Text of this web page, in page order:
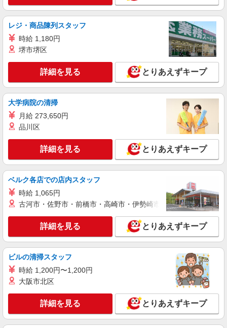
派遣社員
株式会社パソナ・東京キャリアセンター/KT6001171866
営業（フォロー営業）/テレフォンオペレータ
時給1820円 月収例：292000円 ★交通費規定に
基づき交通費支給
東京都港区（東京メトロ南北線六本木一丁目
駅）
詳細を見る
派遣社員
株式会社パソナ・東京キャリアセンター/KT600117825801
営業（フォロー営業）/一般事務
月給340200円 ★交通費規定に基づき交通費支
給
詳細を見る
株式会社パソナ・東京キャリアセンター/KT600117660003
営業（開拓営業）/テレフォンオペレーター
時給1950円 ★交通費規定に基づき交通費支給
キープ 詳細を見る
レジ・商品陳列スタッフ
時給 1,180円
堺市堺区
詳細を見る とりあえずキープ
大学病院の清掃
月給 273,650円
品川区
詳細を見る とりあえずキープ
ベルク各店での店内スタッフ
時給 1,065円
古河市・佐野市・前橋市・高崎市・伊勢崎市・太田市・館林市
詳細を見る とりあえずキープ
ビルの清掃スタッフ
時給 1,200円〜1,200円
大阪市北区
詳細を見る とりあえずキープ